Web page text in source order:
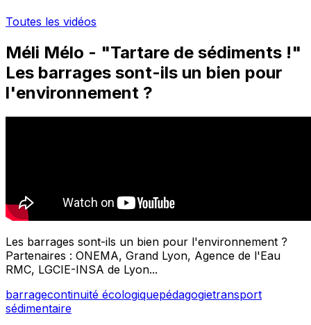
Toutes les vidéos
Méli Mélo - "Tartare de sédiments !"
Les barrages sont-ils un bien pour
l'environnement ?
Les barrages sont-ils un bien pour l'environnement ?
Partenaires : ONEMA, Grand Lyon, Agence de l'Eau
RMC, LGCIE-INSA de Lyon...
barragecontinuité écologiquepédagogietransport
sédimentaire